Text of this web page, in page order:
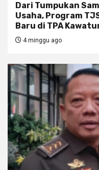
Dari Tumpukan
Usaha, Program
Baru di TPA
4 minggu ago